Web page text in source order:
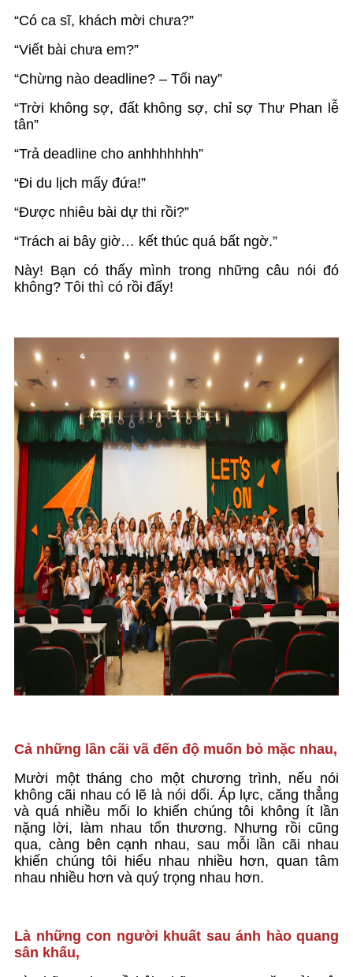
“Có ca sĩ, khách mời chưa?”
“Viết bài chưa em?”
“Chừng nào deadline? – Tối nay”
“Trời không sợ, đất không sợ, chỉ sợ Thư Phan lễ
tân”
“Trả deadline cho anhhhhhhh”
“Đi du lịch mấy đứa!”
“Được nhiêu bài dự thi rồi?”
“Trách ai bây giờ… kết thúc quá bất ngờ.”
Này! Bạn có thấy mình trong những câu nói đó
không? Tôi thì có rồi đấy!
Cả những lần cãi vã đến độ muốn bỏ mặc nhau,
Mười một tháng cho một chương trình, nếu nói
không cãi nhau có lẽ là nói dối. Áp lực, căng thẳng
và quá nhiều mối lo khiến chúng tôi không ít lần
nặng lời, làm nhau tổn thương. Nhưng rồi cũng
qua, càng bên cạnh nhau, sau mỗi lần cãi nhau
khiến chúng tôi hiểu nhau nhiều hơn, quan tâm
nhau nhiều hơn và quý trọng nhau hơn.
Là những con người khuất sau ánh hào quang
sân khấu,